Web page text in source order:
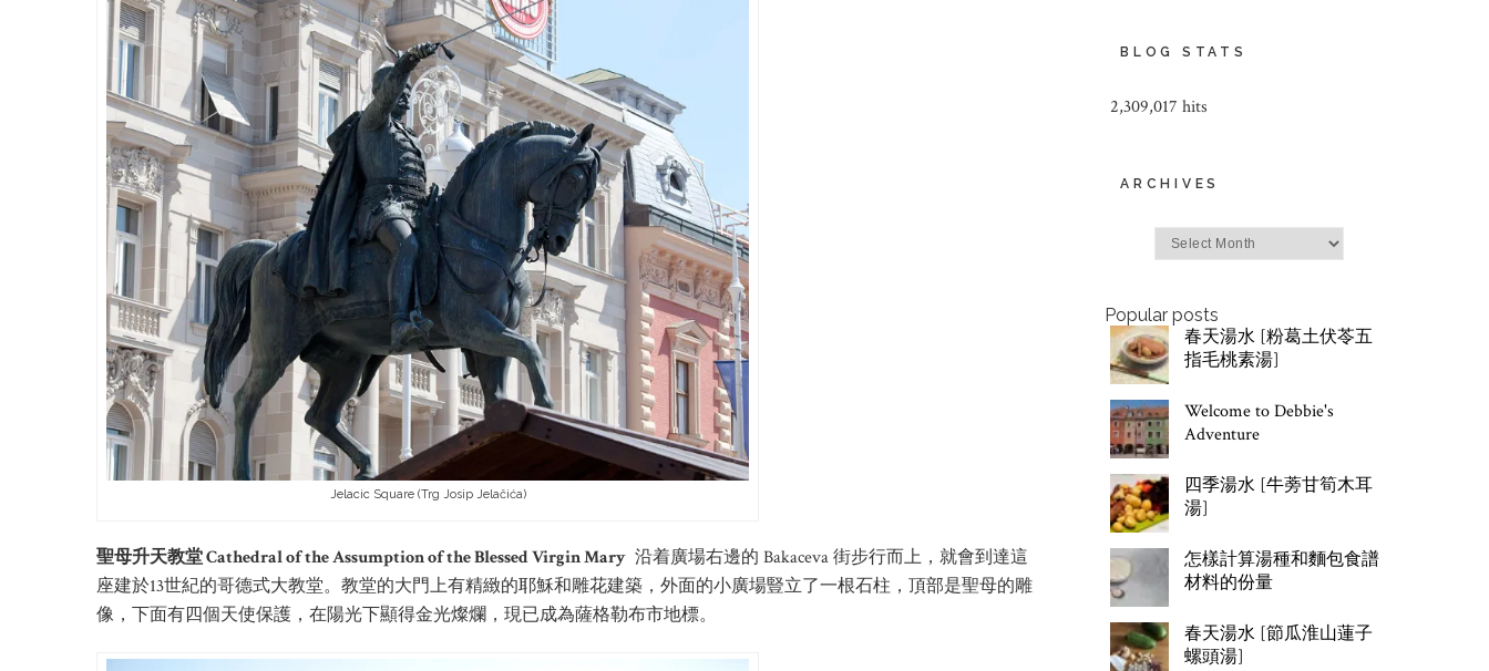
Jelacic Square (Trg Josip Jelačića)
聖母升天教堂 Cathedral of the Assumption of the Blessed Virgin Mary 沿着廣場右邊的 Bakaceva 街步行而上，就會到達這
座建於13世紀的哥德式大教堂。教堂的大門上有精緻的耶穌和雕花建築，外面的小廣場豎立了一根石柱，頂部是聖母的雕
像，下面有四個天使保護，在陽光下顯得金光燦爛，現已成為薩格勒布市地標。
BLOG STATS
2,309,017 hits
ARCHIVES
Popular posts
春天湯水 [粉葛土伏苓五
指毛桃素湯]
Welcome to Debbie's
Adventure
四季湯水 [牛蒡甘筍木耳
湯]
怎樣計算湯種和麵包食譜
材料的份量
春天湯水 [節瓜淮山蓮子
螺頭湯]